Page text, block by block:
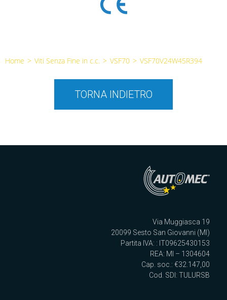
Home > Viti Senza Fine in c.c. > VSF70 > VSF70V24W45R394
TORNA INDIETRO
Via Muggiasca 19
20099 Sesto San Giovanni (MI)
Partita IVA: : IT09625430153
REA: MI – 1304604
Cap. soc.: €32.147,00
Cod. SDI: TULURSB